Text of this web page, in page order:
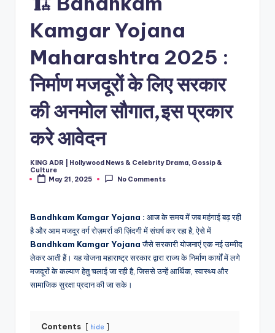
Kamgar Yojana
Maharashtra 2025 :
निर्माण मजदूरों के लिए सरकार
की अनमोल सौगात,इस प्रकार
करे आवेदन
Posted
by
KING ADR | Hollywood News & Celebrity Drama, Gossip &
Culture
May 21, 2025
No Comments
Bandhkam Kamgar Yojana : आज के समय में जब महंगाई बढ़ रही
है और आम मजदूर वर्ग रोज़मर्रा की ज़िंदगी में संघर्ष कर रहा है, ऐसे में
Bandhkam Kamgar Yojanaजैसे सरकारी योजनाएं एक नई उम्मीद
लेकर आती हैं। यह योजना महाराष्ट्र सरकार द्वारा राज्य के निर्माण कार्यों में लगे
मजदूरों के कल्याण हेतु चलाई जा रही है, जिससे उन्हें आर्थिक, स्वास्थ्य और
सामाजिक सुरक्षा प्रदान की जा सके।
Contents hide